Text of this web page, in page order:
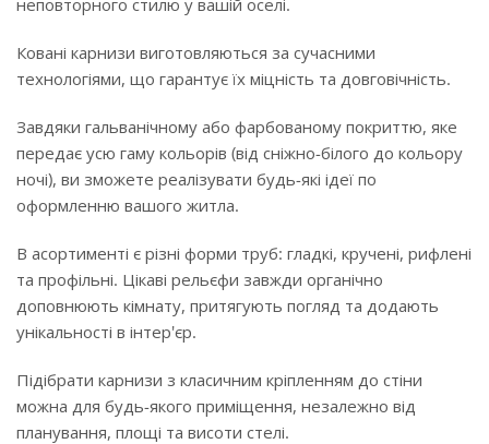
неповторного стилю у вашій оселі.
Ковані карнизи виготовляються за сучасними
технологіями, що гарантує їх міцність та довговічність.
Завдяки гальванічному або фарбованому покриттю, яке
передає усю гаму кольорів (від сніжно-білого до кольору
ночі), ви зможете реалізувати будь-які ідеї по
оформленню вашого житла.
В асортименті є різні форми труб: гладкі, кручені, рифлені
та профільні. Цікаві рельєфи завжди органічно
доповнюють кімнату, притягують погляд та додають
унікальності в інтер'єр.
Підібрати карнизи з класичним кріпленням до стіни
можна для будь-якого приміщення, незалежно від
планування, площі та висоти стелі.